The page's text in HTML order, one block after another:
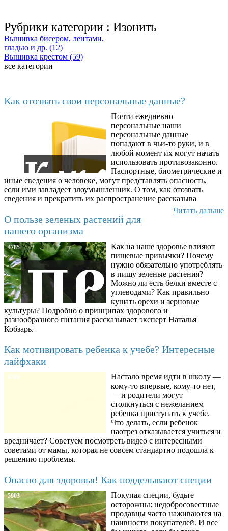
Рубрики категории : Изонить
Вышивка бисером, лентами,
гладью и др. (12)
Вышивка крестом (59)
все категории
Как отозвать свои персональные данные?
Почти ежедневно
персональные наши
персональные данные
попадают в чьи-то руки, и в
любой момент их могут начать
использовать противозаконно.
Паспортные, биометрические и
иные сведения о человеке, могут представлять опасность,
если ими завладеет злоумышленник. О том, как отозвать
сведения и прекратить их распространение рассказыва
Читать дальше
О пользе зеленых растений для
нашего организма
4785
Как на наше здоровье влияют
пищевые привычки? Почему
нужно обязательно употреблять
в пищу зеленые растения?
Можно ли есть белки вместе с
углеводами? Как правильно
кушать орехи и зерновые
культуры? Подробно о принципах здорового и
разнообразного питания рассказывает эксперт Наталья
Кобзарь.
Как мотивировать ребенка к учебе? Интересные
лайфхаки
8780
Настало время идти в школу —
кому-то впервые, кому-то нет,
— и родители могут
столкнуться с нежеланием
ребенка приступать к учебе.
Что делать, если ребенок
наотрез отказывается учиться и
вредничает? Советуем посмотреть видео с интересными
советами от мамы, которая не совсем стандартно подошла к
решению проблемы.
Опасно для здоровья! Как подделывают специи
5903
Покупая специи, будьте
осторожны: недобросовестные
продавцы часто наживаются на
наивности покупателей. И все